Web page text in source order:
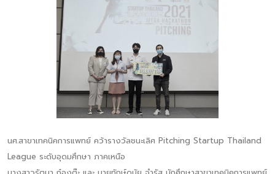
นศ.สาขาเทคนิคการแพทย์ คว้ารางวัลชนะเลิศ Pitching Startup Thailand
League ระดับอุดมศึกษา ภาคเหนือ